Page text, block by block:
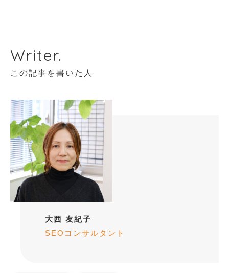
Writer.
この記事を書いた人
大西 友紀子
SEOコンサルタント